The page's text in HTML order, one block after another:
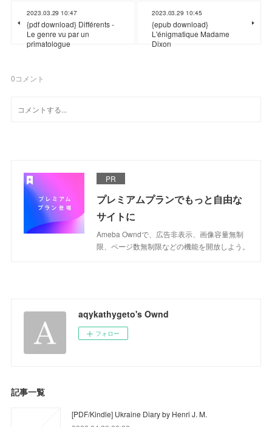
2023.03.29 10:47
{pdf download} Différents -
Le genre vu par un
primatologue
2023.03.29 10:45
{epub download}
L'énigmatique Madame
Dixon
0コメント
PR
プレミアムプランでもっと自由な
サイトに
Ameba Owndで、広告非表示、画像容量無制
限、ページ数無制限などの機能を開放しよう。
aqykathygeto's Ownd
フォロー
記事一覧
[PDF/Kindle] Ukraine Diary by Henri J. M.